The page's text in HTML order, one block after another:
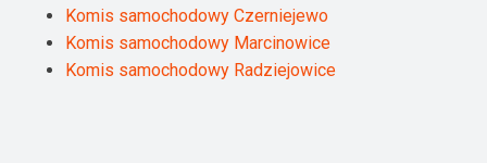
Komis samochodowy Czerniejewo
Komis samochodowy Marcinowice
Komis samochodowy Radziejowice